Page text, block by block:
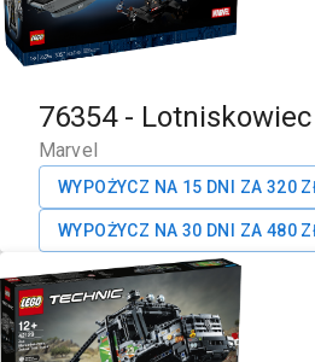
76354- Lotniskowiec
Marvel
WYPOŻYCZ NA 15 DNI ZA 320
WYPOŻYCZ NA 30 DNI ZA 480